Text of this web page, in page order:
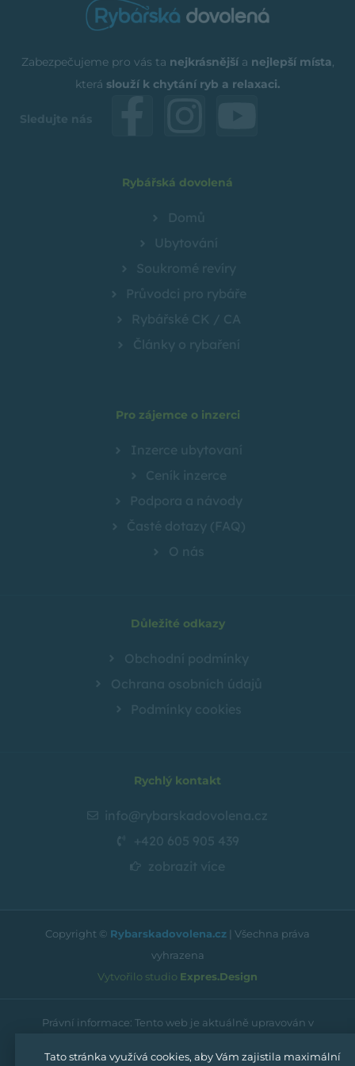
Zabezpečujeme pro vás ta nejkrásnějšía nejlepší místa,
která slouží k chytání ryb a relaxaci.
Sledujte nás
Rybářská dovolená
Domů
Ubytování
Soukromé revíry
Průvodci pro rybáře
Rybářské CK / CA
Články o rybaření
Pro zájemce o inzerci
Inzerce ubytovaní
Ceník inzerce
Podpora a návody
Časté dotazy (FAQ)
O nás
Důležité odkazy
Obchodní podmínky
Ochrana osobních údajů
Podmínky cookies
Rychlý kontakt
info@rybarskadovolena.cz
+420 605 905 439
zobrazit více
Copyright © Rybarskadovolena.cz | Všechna práva
vyhrazena
Vytvořilo studio Expres.Design
Právní informace: Tento web je aktuálně upravován v
Tato stránka využívá cookies, aby Vám zajistila maximální